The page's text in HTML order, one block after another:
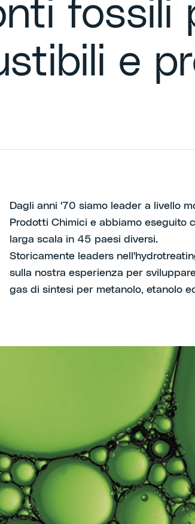
fossili
e
Dagli anni '70 siamo leader a livello
Prodotti Chimici e abbiamo eseguito
larga scala in 45 paesi diversi.
Storicamente leaders
sulla nostra esperienza per
gas di sintesi per metanolo, etanolo